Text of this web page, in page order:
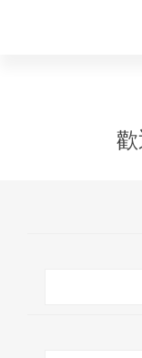
歡